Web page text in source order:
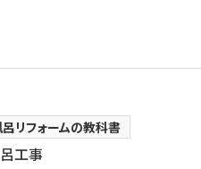
リフォームの教科書
工事